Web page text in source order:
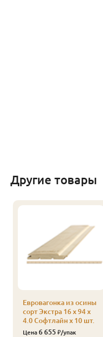
Другие товары
Евровагонка из осины
сорт Экстра 16 x 94 x
4.0 Софтлайн x 10 шт.
Цена 6 655 ₽/упак